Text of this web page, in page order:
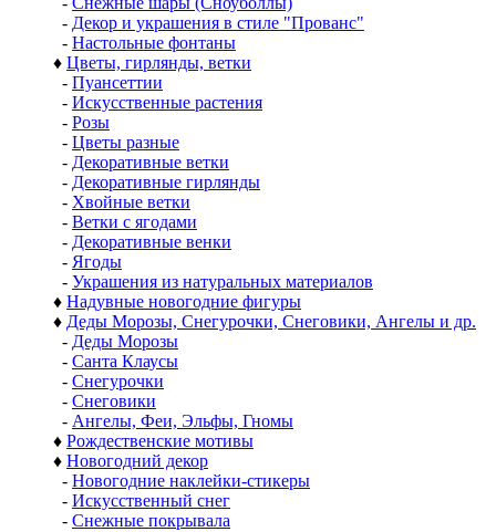
- Декор и украшения в стиле "Прованс"
- Настольные фонтаны
♦ Цветы, гирлянды, ветки
- Пуансеттии
- Искусственные растения
- Розы
- Цветы разные
- Декоративные ветки
- Декоративные гирлянды
- Хвойные ветки
- Ветки с ягодами
- Декоративные венки
- Ягоды
- Украшения из натуральных материалов
♦ Надувные новогодние фигуры
♦ Деды Морозы, Снегурочки, Снеговики, Ангелы и др.
- Деды Морозы
- Санта Клаусы
- Снегурочки
- Снеговики
- Ангелы, Феи, Эльфы, Гномы
♦ Рождественские мотивы
♦ Новогодний декор
- Новогодние наклейки-стикеры
- Искусственный снег
- Снежные покрывала